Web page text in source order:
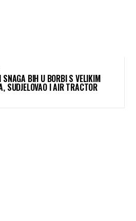
SNAGA BIH U BORBI S VELIKIM
SUDJELOVAO I AIR TRACTOR